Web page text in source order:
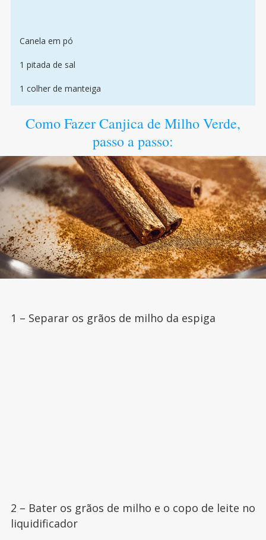
Canela em pó
1 pitada de sal
1 colher de manteiga
Como Fazer Canjica de Milho Verde,
passo a passo:
1 – Separar os grãos de milho da espiga
2 – Bater os grãos de milho e o copo de leite no
liquidificador